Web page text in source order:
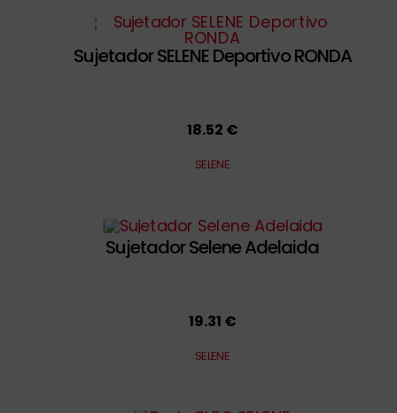
Sujetador SELENE Deportivo RONDA
18.52 €
SELENE
Sujetador Selene Adelaida
19.31 €
SELENE